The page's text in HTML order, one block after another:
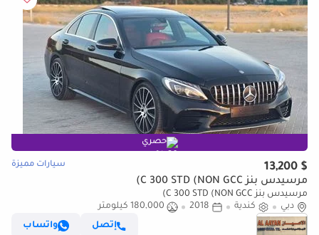
حصري
$ 13,200 سيارات مميزة
مرسيدس بنز C 300 STD (NON GCC)
مرسيدس بنز C 300 STD (NON GCC)
دبي
كندية 2018
180,000 كيلومتر
إتصل
واتساب